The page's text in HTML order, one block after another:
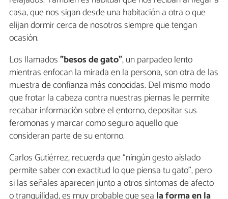
casa, que nos sigan desde una habitación a otra o que
elijan dormir cerca de nosotros siempre que tengan
ocasión.
Los llamados"besos de gato", un parpadeo lento
mientras enfocan la mirada en la persona, son otra de las
muestra de confianza más conocidas. Del mismo modo
que frotar la cabeza contra nuestras piernas le permite
recabar información sobre el entorno, depositar sus
feromonas y marcar como seguro aquello que
consideran parte de su entorno.
Carlos Gutiérrez, recuerda que “ningún gesto aislado
permite saber con exactitud lo que piensa tu gato”, pero
si las señales aparecen junto a otros síntomas de afecto
o tranquilidad, es muy probable que sea la forma en la